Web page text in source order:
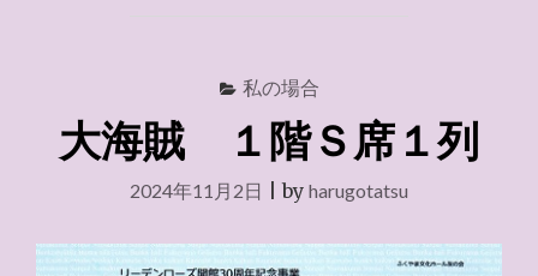
（2024
私の場合
大海賊 １階Ｓ席１列
2024年11月2日 |by harugotatsu